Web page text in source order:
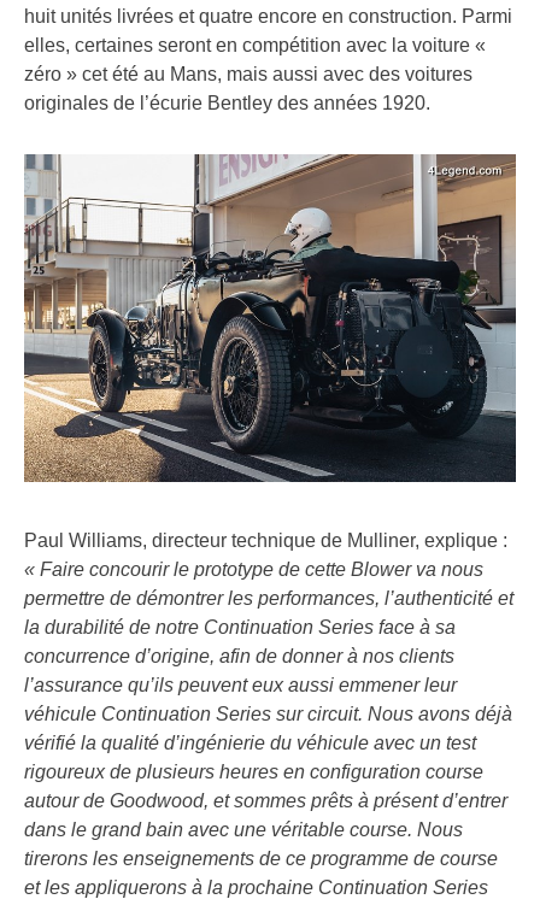
huit unités livrées et quatre encore en construction. Parmi
elles, certaines seront en compétition avec la voiture «
zéro » cet été au Mans, mais aussi avec des voitures
originales de l’écurie Bentley des années 1920.
Paul Williams, directeur technique de Mulliner, explique :
« Faire concourir le prototype de cette Blower va nous
permettre de démontrer les performances, l’authenticité et
la durabilité de notre Continuation Series face à sa
concurrence d’origine, afin de donner à nos clients
l’assurance qu’ils peuvent eux aussi emmener leur
véhicule Continuation Series sur circuit. Nous avons déjà
vérifié la qualité d’ingénierie du véhicule avec un test
rigoureux de plusieurs heures en configuration course
autour de Goodwood, et sommes prêts à présent d’entrer
dans le grand bain avec une véritable course. Nous
tirerons les enseignements de ce programme de course
et les appliquerons à la prochaine Continuation Series